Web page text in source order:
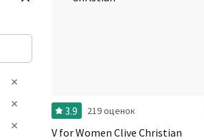
3.9 219 оценок
V for Women Clive Christian